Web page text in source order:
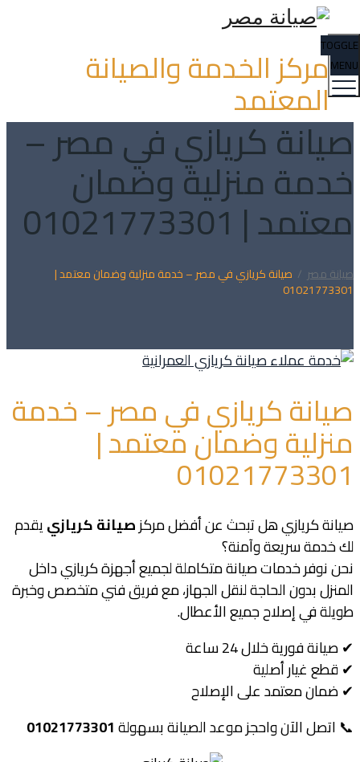
مركز الخدمة والصيانة
المعتمد
TOGGLE
MENU
صيانة كريازي في مصر –
خدمة منزلية وضمان
معتمد | 01021773301
صيانة مصر / صيانة كريازي في مصر – خدمة منزلية وضمان معتمد |
01021773301
صيانة كريازي في مصر – خدمة
منزلية وضمان معتمد |
01021773301
صيانة كريازي هل تبحث عن أفضل مركزصيانة كريازييقدم
لك خدمة سريعة وآمنة؟
نحن نوفر خدمات صيانة متكاملة لجميع أجهزة كريازي داخل
المنزل بدون الحاجة لنقل الجهاز، مع فريق فني متخصص وخبرة
طويلة في إصلاح جميع الأعطال.
✔ صيانة فورية خلال 24 ساعة
✔ قطع غيار أصلية
✔ ضمان معتمد على الإصلاح
📞 اتصل الآن واحجز موعد الصيانة بسهولة01021773301